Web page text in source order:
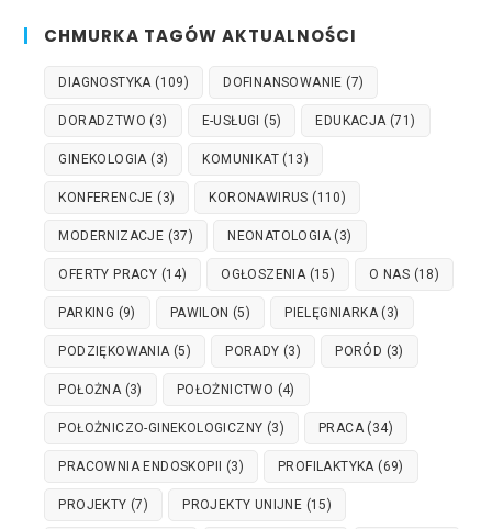
CHMURKA TAGÓW AKTUALNOŚCI
DIAGNOSTYKA (109) DOFINANSOWANIE (7)
DORADZTWO (3) E-USŁUGI (5) EDUKACJA (71)
GINEKOLOGIA (3) KOMUNIKAT (13)
KONFERENCJE (3) KORONAWIRUS (110)
MODERNIZACJE (37) NEONATOLOGIA (3)
OFERTY PRACY (14) OGŁOSZENIA (15) O NAS (18)
PARKING (9) PAWILON (5) PIELĘGNIARKA (3)
PODZIĘKOWANIA (5) PORADY (3) PORÓD (3)
POŁOŻNA (3) POŁOŻNICTWO (4)
POŁOŻNICZO-GINEKOLOGICZNY (3) PRACA (34)
PRACOWNIA ENDOSKOPII (3) PROFILAKTYKA (69)
PROJEKTY (7) PROJEKTY UNIJNE (15)